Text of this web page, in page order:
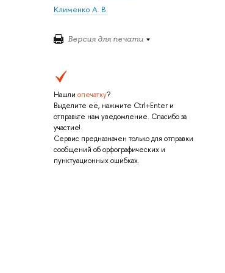
Клименко А. В.
Версия для печати
Нашли опечатку?
Выделите её, нажмите Ctrl+Enter и
отправьте нам уведомление. Спасибо за
участие!
Сервис предназначен только для отправки
сообщений об орфографических и
пунктуационных ошибках.